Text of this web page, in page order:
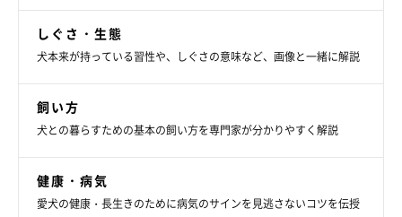
しぐさ・生態
犬本来が持っている習性や、しぐさの意味など、画像と一緒に解説
飼い方
犬との暮らすための基本の飼い方を専門家が分かりやすく解説
健康・病気
愛犬の健康・長生きのために病気のサインを見逃さないコツを伝授